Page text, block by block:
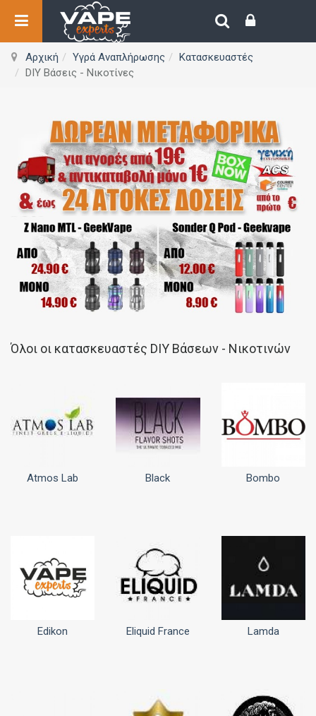
Αρχική Υγρά Αναπλήρωσης
Κατασκευαστές
DIY Βάσεις - Νικοτίνες
Όλοι οι κατασκευαστές DIY Βάσεων - Νικοτινών
Atmos Lab Black Bombo
Edikon Eliquid France Lamda